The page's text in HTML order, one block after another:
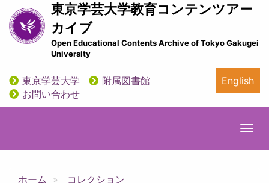
イ
ン
ン
ツ
東京学芸大学教育コンテンツアー
カイブ
Open Educational Contents Archive of Tokyo Gakugei
University
utility
東京学芸大学
附属図書館
お問い合わせ
English
ホーム コレクション